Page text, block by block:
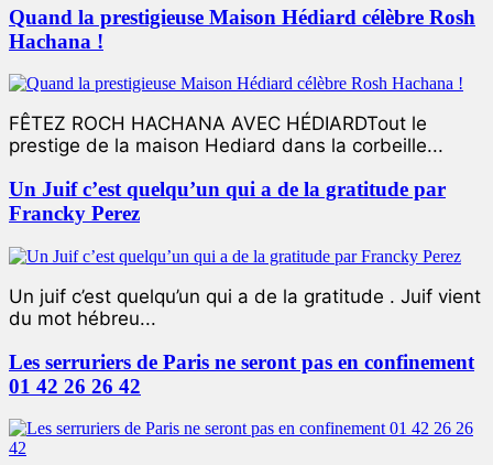
Quand la prestigieuse Maison Hédiard célèbre Rosh
Hachana !
FÊTEZ ROCH HACHANA AVEC HÉDIARDTout le
prestige de la maison Hediard dans la corbeille...
Un Juif c’est quelqu’un qui a de la gratitude par
Francky Perez
Un juif c’est quelqu’un qui a de la gratitude . Juif vient
du mot hébreu...
Les serruriers de Paris ne seront pas en confinement
01 42 26 26 42